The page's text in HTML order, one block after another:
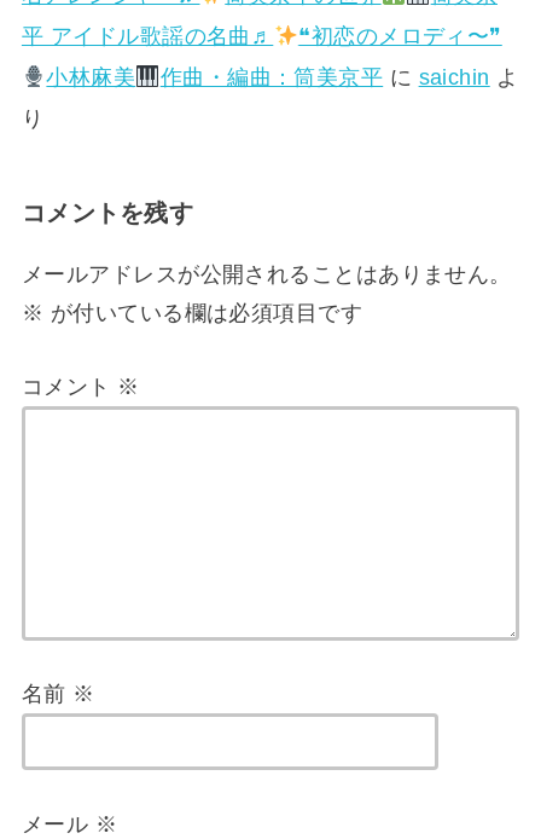
平 アイドル歌謡の名曲♬
❝初恋のメロディ〜❞
小林麻美
作曲・編曲：筒美京平 に saichin よ
り
コメントを残す
メールアドレスが公開されることはありません。
※ が付いている欄は必須項目です
コメント ※
名前 ※
メール ※